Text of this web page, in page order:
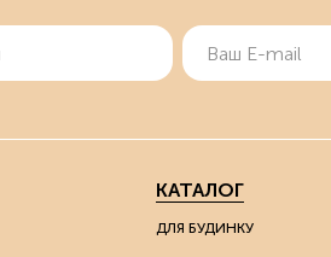
КАТАЛОГ
ДЛЯ БУДИНКУ